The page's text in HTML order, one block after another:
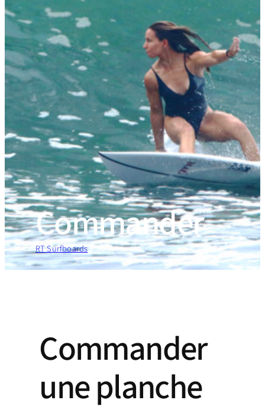
Commander
RT Surfboards»Commander
Commander
une planche